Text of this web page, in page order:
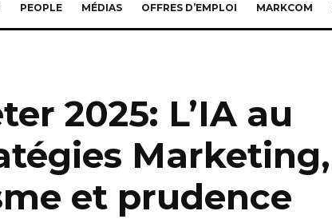
PEOPLE MÉDIAS OFFRES D’EMPLOI MARKCOM
2025: L’IA au
Marketing,
et prudence